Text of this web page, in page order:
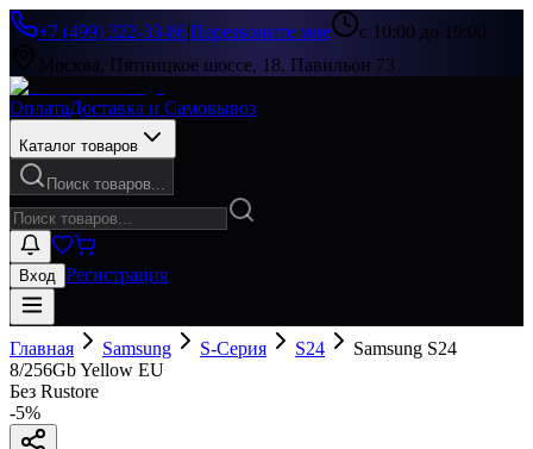
+7 (499) 322-33-86|Перезвоните мне
с 10:00 до 19:00
Москва, Пятницкое шоссе, 18, Павильон 73
ОплатаДоставка и Самовывоз
Каталог товаров
Поиск товаров...
Вход Регистрация
Главная Samsung S-Серия S24
Samsung S24
8/256Gb Yellow EU
Без Rustore
-5%